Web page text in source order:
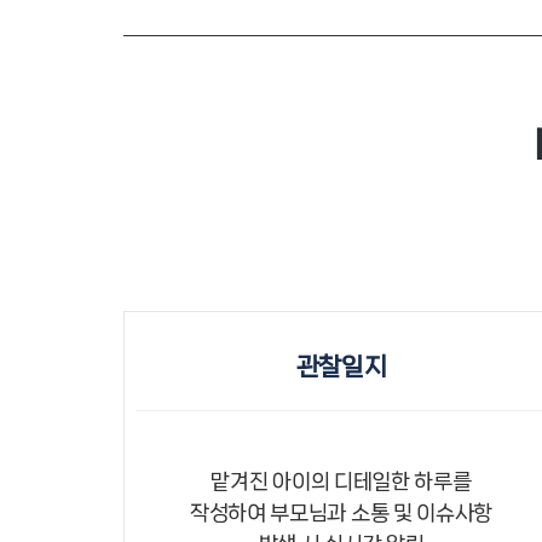
관찰일지
맡겨진 아이의 디테일한 하루를
작성하여 부모님과 소통 및 이슈사항